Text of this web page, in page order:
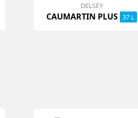
DELSEY
CAUMARTIN PLUS 37 L